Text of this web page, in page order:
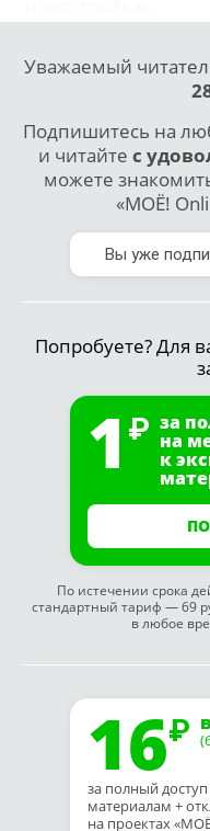
Уважаемый
Подпишитесь на
и читайте с
можете
«МОЁ!
Вы уже
Попробуете? Для
1 за
на
к
По истечении срока
стандартный тариф — 69
в любое
16
за полный
материалам +
на проектах